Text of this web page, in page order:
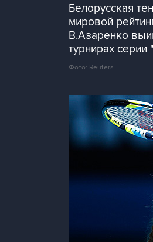
Белорусская
мировой
В.Азаренко
турнирах
Фото: Reuters